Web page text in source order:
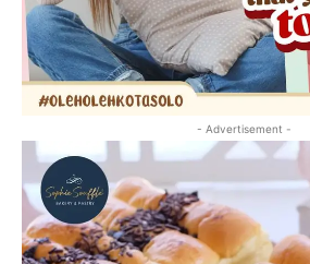
- Advertisement -